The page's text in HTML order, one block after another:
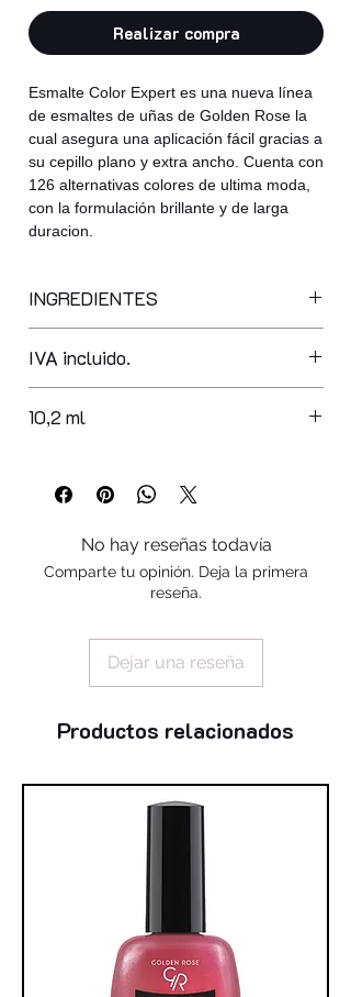
Realizar compra
Esmalte Color Expert es una nueva línea
de esmaltes de uñas de Golden Rose la
cual asegura una aplicación fácil gracias a
su cepillo plano y extra ancho. Cuenta con
126 alternativas colores de ultima moda,
con la formulación brillante y de larga
duracion.
INGREDIENTES
nitrocellulose, adipic acid/neopentyl
glycol/trimellitic anhydride copolymer,
acetyl tributyl citrate, isopropyl
styrene/acrylates copolymer, n-butyl
alcohol, silica, benzophenone-1,
trimethylpentanediyl dibenzoate,
polyvinyl butyral
IVA incluido.
10,2 ml
No hay reseñas todavía
Comparte tu opinión. Deja la primera
reseña.
Dejar una reseña
Productos relacionados